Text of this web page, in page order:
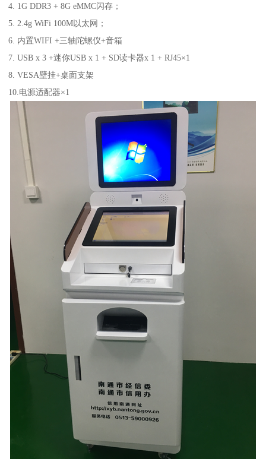
4. 1G DDR3 + 8G eMMC闪存；
5. 2.4g WiFi 100M以太网；
6. 内置WIFI +三轴陀螺仪+音箱
7. USB x 3 +迷你USB x 1 + SD读卡器x 1 + RJ45×1
8. VESA壁挂+桌面支架
10.电源适配器×1